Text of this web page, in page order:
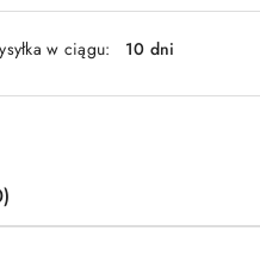
w ciągu: 10 dni